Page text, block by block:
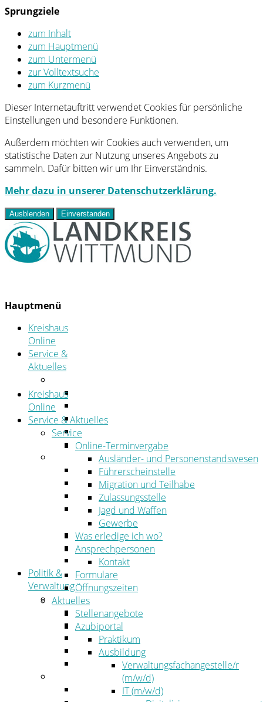
Sprungziele
zum Inhalt
zum Hauptmenü
zum Untermenü
zur Volltextsuche
zum Kurzmenü
Dieser Internetauftritt verwendet Cookies für persönliche
Einstellungen und besondere Funktionen.
Außerdem möchten wir Cookies auch verwenden, um
statistische Daten zur Nutzung unseres Angebots zu
sammeln. Dafür bitten wir um Ihr Einverständnis.
Mehr dazu in unserer Datenschutzerklärung.
Ausblenden Einverstanden
Hauptmenü
Kreishaus
Online
Service &
Aktuelles
Ansprechpersonen
Formulare
Öffnungszeiten
Aktuelles
Stellenangebote
Azubiportal
Pressemitteilungen
Bekanntmachungen & öffentliche
Zustellungen
Kehrbezirksausschreibungen
Amtsblatt
Öffentliche Ausschreibungen
Politik &
Verwaltung
Politik
Kreistag
Kreistagsinformationssystem
Bürgerinformationssystem
Wahlen
Der Landrat
Kreishaus
Online
Service & Aktuelles
Service
Online-Terminvergabe
Ausländer- und Personenstandswesen
Führerscheinstelle
Migration und Teilhabe
Zulassungsstelle
Jagd und Waffen
Gewerbe
Was erledige ich wo?
Ansprechpersonen
Kontakt
Formulare
Öffnungszeiten
Aktuelles
Stellenangebote
Azubiportal
Praktikum
Ausbildung
Verwaltungsfachangestelle/r
(m/w/d)
IT (m/w/d)